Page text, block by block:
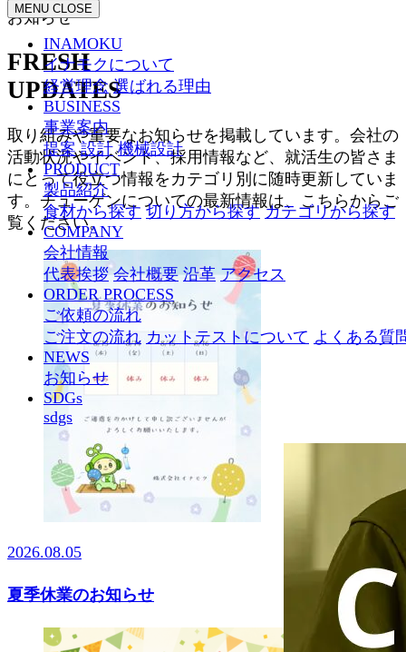
MENU CLOSE
INAMOKU
イナモクについて
経営理念 選ばれる理由
BUSINESS
事業案内
提案 設計 機械設計
PRODUCT
製品紹介
食材から探す 切り方から探す カテゴリから探す
COMPANY
会社情報
代表挨拶 会社概要 沿革 アクセス
ORDER PROCESS
ご依頼の流れ
ご注文の流れ カットテストについて よくある質
NEWS
お知らせ
SDGs
sdgs
お知らせ
FRESH
UPDATES
取り組みや重要なお知らせを掲載しています。会社の
活動状況やイベント、採用情報など、就活生の皆さま
にとって役立つ情報をカテゴリ別に随時更新していま
す。チューゲンについての最新情報は、こちらからご
覧ください。
2026.08.05
夏季休業のお知らせ